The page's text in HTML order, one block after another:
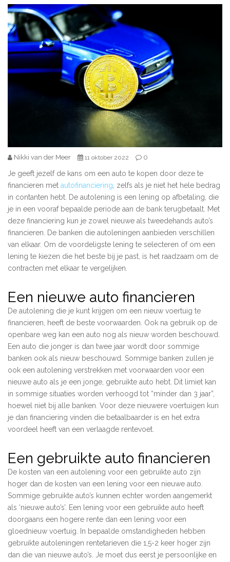
Nikki van der Meer 11 oktober 2022 0
Je geeft jezelf de kans om een ​​auto te kopen door deze te
financieren met autofinanciering, zelfs als je niet het hele bedrag
in contanten hebt. De autolening is een lening op afbetaling, die
je in een vooraf bepaalde periode aan de bank terugbetaalt. Met
deze financiering kun je zowel nieuwe als tweedehands auto’s
financieren. De banken die autoleningen aanbieden verschillen
van elkaar. Om de voordeligste lening te selecteren of om een
lening te kiezen die het beste bij je past, is het raadzaam om de
contracten met elkaar te vergelijken.
Een nieuwe auto financieren
De autolening die je kunt krijgen om een ​​nieuw voertuig te
financieren, heeft de beste voorwaarden. Ook na gebruik op de
openbare weg kan een auto nog als nieuw worden beschouwd.
Een auto die jonger is dan twee jaar wordt door sommige
banken ook als nieuw beschouwd. Sommige banken zullen je
ook een autolening verstrekken met voorwaarden voor een
nieuwe auto als je een jonge, gebruikte auto hebt. Dit limiet kan
in sommige situaties worden verhoogd tot “minder dan 3 jaar”,
hoewel niet bij alle banken. Voor deze nieuwere voertuigen kun
je dan financiering vinden die betaalbaarder is en het extra
voordeel heeft van een verlaagde rentevoet.
Een gebruikte auto financieren
De kosten van een autolening voor een gebruikte auto zijn
hoger dan de kosten van een lening voor een nieuwe auto.
Sommige gebruikte auto’s kunnen echter worden aangemerkt
als ‘nieuwe auto’s’. Een lening voor een gebruikte auto heeft
doorgaans een hogere rente dan een lening voor een
gloednieuw voertuig. In bepaalde omstandigheden hebben
gebruikte autoleningen rentetarieven die 1,5-2 keer hoger zijn
dan die van nieuwe auto’s. Je moet dus eerst je persoonlijke en